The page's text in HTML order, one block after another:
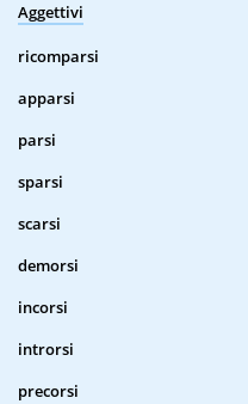
Aggettivi
ricomparsi
apparsi
parsi
sparsi
scarsi
demorsi
incorsi
introrsi
precorsi